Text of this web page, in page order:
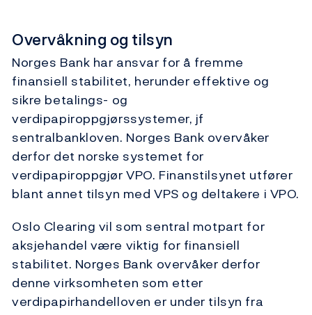
Overvåkning og tilsyn
Norges Bank har ansvar for å fremme
finansiell stabilitet, herunder effektive og
sikre betalings- og
verdipapiroppgjørssystemer, jf
sentralbankloven. Norges Bank overvåker
derfor det norske systemet for
verdipapiroppgjør VPO. Finanstilsynet utfører
blant annet tilsyn med VPS og deltakere i VPO.
Oslo Clearing vil som sentral motpart for
aksjehandel være viktig for finansiell
stabilitet. Norges Bank overvåker derfor
denne virksomheten som etter
verdipapirhandelloven er under tilsyn fra